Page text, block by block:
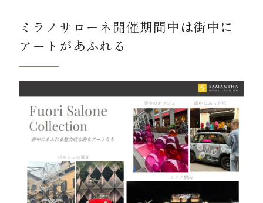
ミラノサローネ開催期間中は街中に
アートがあふれる